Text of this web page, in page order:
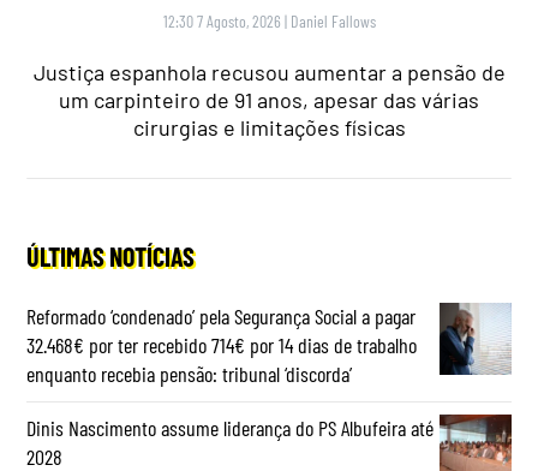
12:30 7 Agosto, 2026 | Daniel Fallows
Justiça espanhola recusou aumentar a pensão de
um carpinteiro de 91 anos, apesar das várias
cirurgias e limitações físicas
ÚLTIMAS NOTÍCIAS
Reformado ‘condenado’ pela Segurança Social a pagar
32.468€ por ter recebido 714€ por 14 dias de trabalho
enquanto recebia pensão: tribunal ‘discorda’
Dinis Nascimento assume liderança do PS Albufeira até
2028